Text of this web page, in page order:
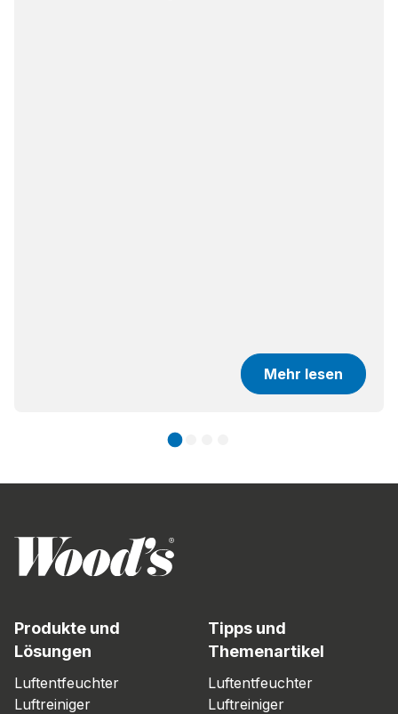
Mehr lesen
Produkte und
Lösungen
Luftentfeuchter
Luftreiniger
Tipps und
Themenartikel
Luftentfeuchter
Luftreiniger